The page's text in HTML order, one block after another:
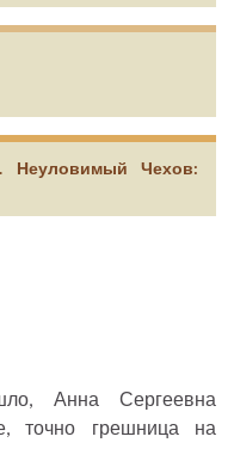
Неуловимый Чехов:
Анна Сергеевна
точно грешница на